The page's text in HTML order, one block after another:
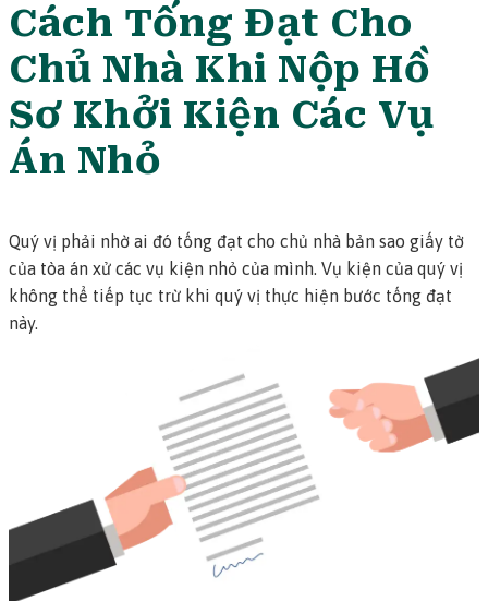
Cách Tống Đạt Cho
Chủ Nhà Khi Nộp Hồ
Sơ Khởi Kiện Các Vụ
Án Nhỏ
Quý vị phải nhờ ai đó tống đạt cho chủ nhà bản sao giấy tờ
của tòa án xử các vụ kiện nhỏ của mình. Vụ kiện của quý vị
không thể tiếp tục trừ khi quý vị thực hiện bước tống đạt
này.